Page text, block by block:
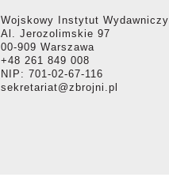
Wojskowy Instytut Wydawniczy
Al. Jerozolimskie 97
00-909 Warszawa
+48 261 849 008
NIP: 701-02-67-116
sekretariat@zbrojni.pl